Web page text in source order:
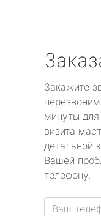
Закажите
минуты для
визита
детальной
Вашей
телефону.